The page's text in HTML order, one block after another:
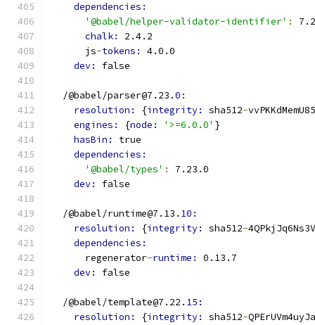
dependencies:
'@babel/helper-validator-identifier' :
chalk: 2.4.2
      js
-tokens: 4.0.0
dev: false
  /@babel/parser@7.23.
0:
resolution:
{integrity: sha512-
engines:
{node: '>=6.0.0' }
hasBin: true
dependencies:
'@babel/types' :
7.23.0
dev: false
  /@babel/runtime@7.13.
10:
resolution:
{integrity: sha512-
dependencies:
      regenerator
-runtime: 0.13.7
dev: false
  /@babel/template@7.22.
15:
resolution:
{integrity: sha512-